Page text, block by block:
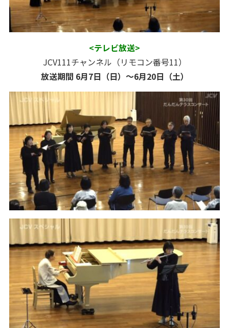
<テレビ放送>
JCV111チャンネル（リモコン番号11）
放送期間 6月7日（日）～6月20日（土）